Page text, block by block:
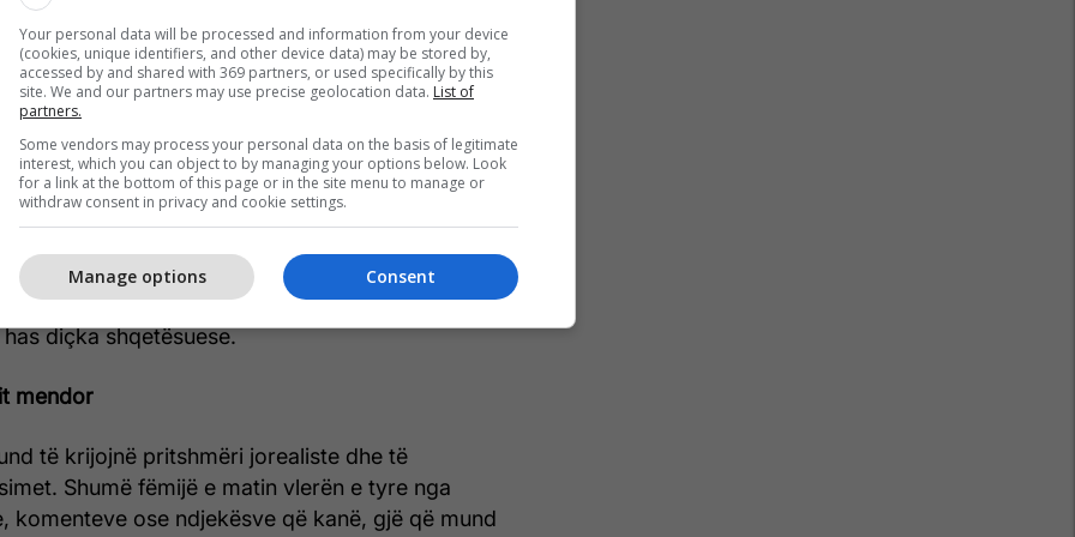
virale
shumë nga trendet virale. Ndërsa disa
si sfidat e vallëzimit ose truket e gatimit, të
rreziqe reale.
të qëndroni të informuar rreth sfidave
fundit, në mënyrë që të kuptoni se ndaj çfarë
juaj. Bisedat e hapura dhe pa paragjykime
ndërtojnë besim dhe rrisin gjasat që fëmija juaj
diçka shqetësuese.
mendor
të krijojnë pritshmëri jorealiste dhe të
Shumë fëmijë e matin vlerën e tyre nga
komenteve ose ndjekësve që kanë, gjë që mund
Your personal data will be processed and information from your device
(cookies, unique identifiers, and other device data) may be stored by,
accessed by and shared with 369 partners, or used specifically by this
site. We and our partners may use precise geolocation data. List of
partners.
Some vendors may process your personal data on the basis of legitimate
interest, which you can object to by managing your options below. Look
for a link at the bottom of this page or in the site menu to manage or
withdraw consent in privacy and cookie settings.
Consent
Manage options